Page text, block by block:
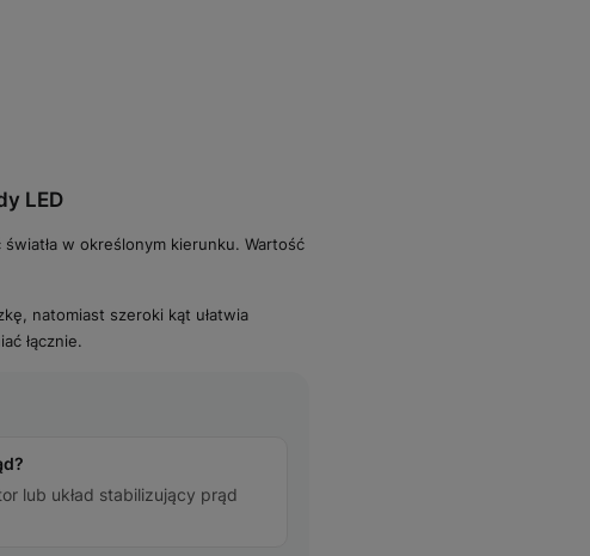
LED
w określonym kierunku. Wartość
natomiast szeroki kąt ułatwia
łącznie.
lub układ stabilizujący prąd